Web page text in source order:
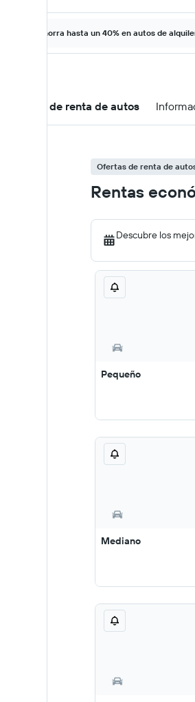
Ahorra hasta un 40% en autos de
Ofertas de renta de autos
Ofertas de renta de
Rentas
Descubre los
Pequeño
Mediano